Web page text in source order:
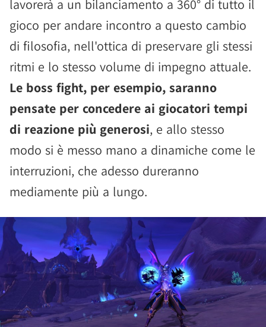
lavorerà a un bilanciamento a 360° di tutto il
gioco per andare incontro a questo cambio
di filosofia, nell'ottica di preservare gli stessi
ritmi e lo stesso volume di impegno attuale.
Le boss fight, per esempio, saranno
pensate per concedere ai giocatori tempi
di reazione più generosi, e allo stesso
modo si è messo mano a dinamiche come le
interruzioni, che adesso dureranno
mediamente più a lungo.